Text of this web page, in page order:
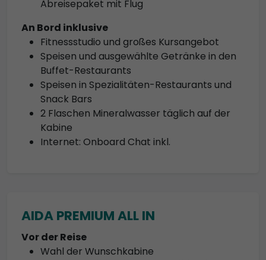
Abreisepaket mit Flug
An Bord inklusive
Fitnessstudio und großes Kursangebot
Speisen und ausgewählte Getränke in den
Buffet-Restaurants
Speisen in Spezialitäten-Restaurants und
Snack Bars
2 Flaschen Mineralwasser täglich auf der
Kabine
Internet: Onboard Chat inkl.
AIDA PREMIUM ALL IN
Vor der Reise
Wahl der Wunschkabine